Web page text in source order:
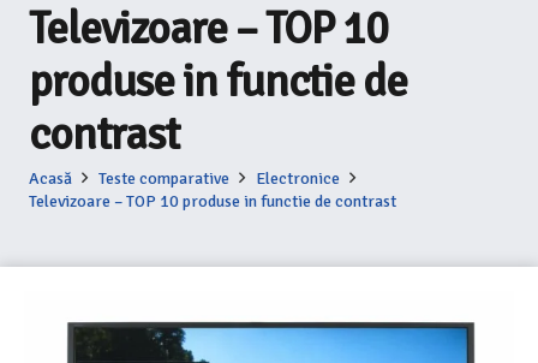
Televizoare – TOP 10
produse in functie de
contrast
Acasă Teste comparative
Electronice
Televizoare – TOP 10 produse in functie de contrast